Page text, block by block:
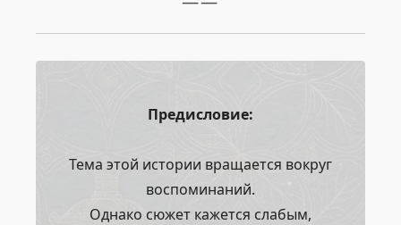
Предисловие:
Тема этой истории вращается вокруг
воспоминаний.
Однако сюжет кажется слабым,